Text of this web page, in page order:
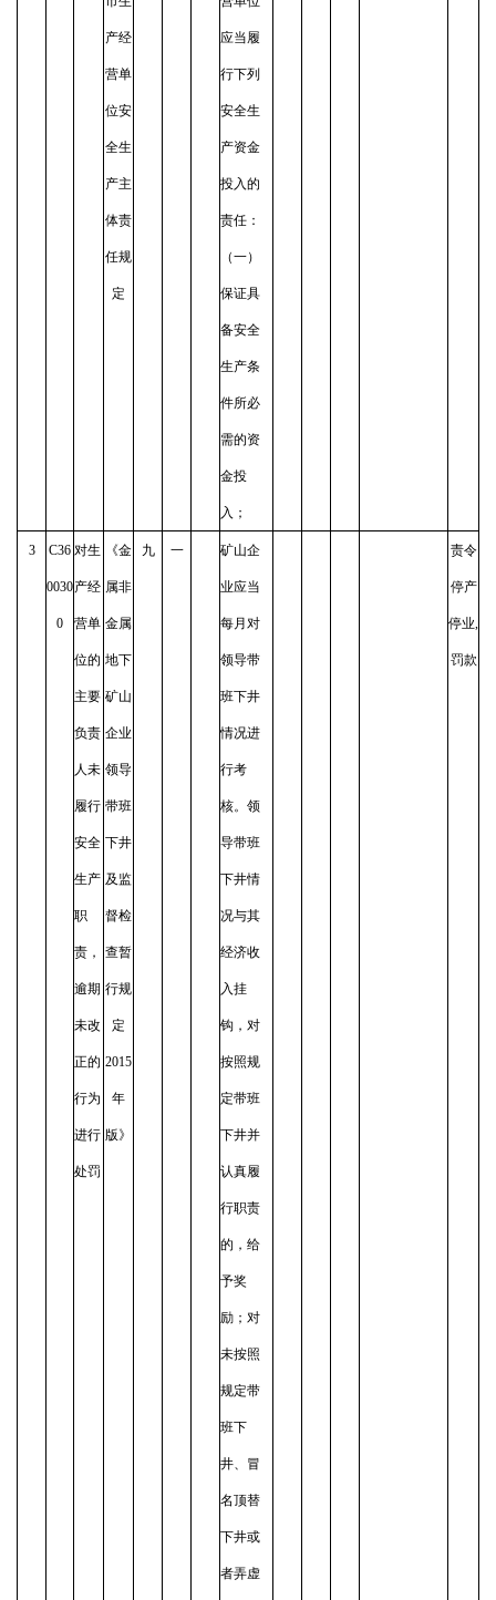
产经
营单
位安
全生
产主
体责
任规
定
应当履
行下列
安全生
产资金
投入的
责任：
（一）
保证具
备安全
生产条
件所必
需的资
金投
入；
3 C36
0030
0
对生
产经
营单
位的
主要
负责
人未
履行
安全
生产
职
责，
逾期
未改
正的
行为
进行
处罚
《金
属非
金属
地下
矿山
企业
领导
带班
下井
及监
督检
查暂
行规
定
2015
年
版》
九 一 矿山企
业应当
每月对
领导带
班下井
情况进
行考
核。领
导带班
下井情
况与其
经济收
入挂
钩，对
按照规
定带班
下井并
认真履
行职责
的，给
予奖
励；对
未按照
规定带
班下
井、冒
名顶替
下井或
者弄虚
责令
停产
停业,
罚款